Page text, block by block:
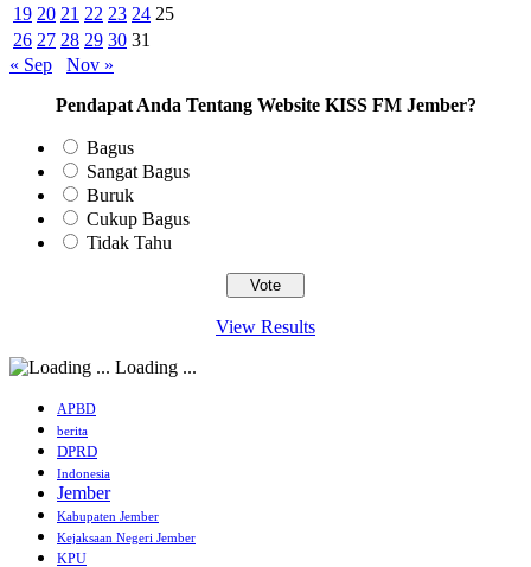
19 20 21 22 23 24 25
26 27 28 29 30 31
« Sep
Nov »
Pendapat Anda Tentang Website KISS FM Jember?
Bagus
Sangat Bagus
Buruk
Cukup Bagus
Tidak Tahu
View Results
Loading ...
APBD
berita
DPRD
Indonesia
Jember
Kabupaten Jember
Kejaksaan Negeri Jember
KPU